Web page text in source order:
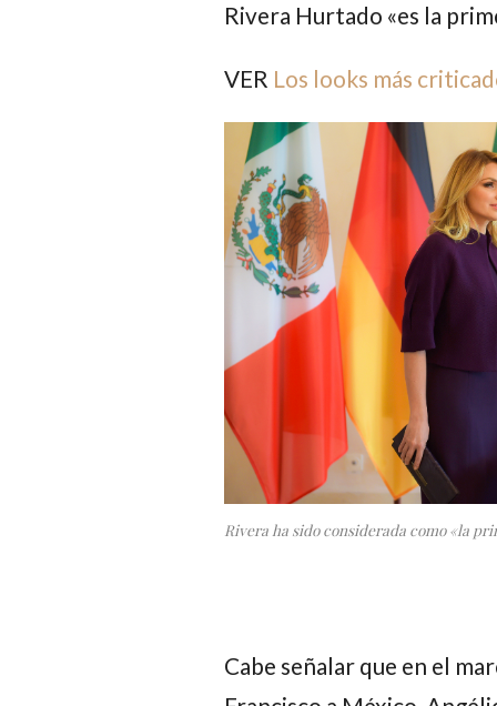
Rivera Hurtado «es la
VER Los looks más
Rivera ha sido considerada como «la
Cabe señalar que en el